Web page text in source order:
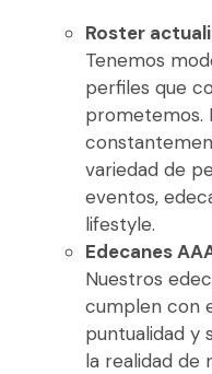
Roster
Tenemos
perfiles que
prometemos.
variedad de
eventos,
lifestyle.
Edecanes
Nuestros
cumplen con
puntualidad y
la realidad de